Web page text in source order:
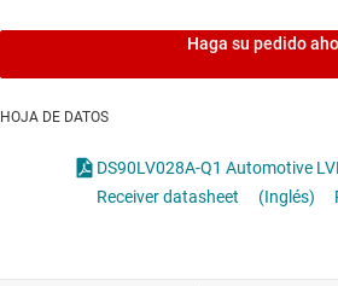
Haga su pedido
HOJA DE DATOS
DS90LV028A-Q1 Automotive
Receiver datasheet
(Inglés)